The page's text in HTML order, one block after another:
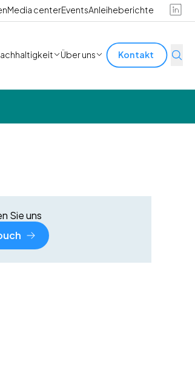
Media centerEventsAnleiheberichte
Über uns Kontakt
Sie uns